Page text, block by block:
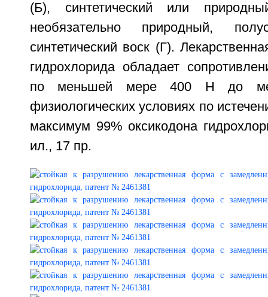
(Б), синтетический или
необязательно природный,
синтетический воск (Г).
гидрохлорида обладает
по меньшей мере 400 Н до
физиологических условиях по
максимум 99% оксикодона
ил., 17 пр.